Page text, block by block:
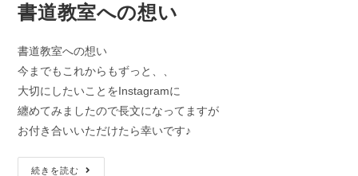
書道教室への想い
書道教室への想い
今までもこれからもずっと、、
大切にしたいことをInstagramに
纏めてみましたので長文になってますが
お付き合いいただけたら幸いです♪
続きを読む